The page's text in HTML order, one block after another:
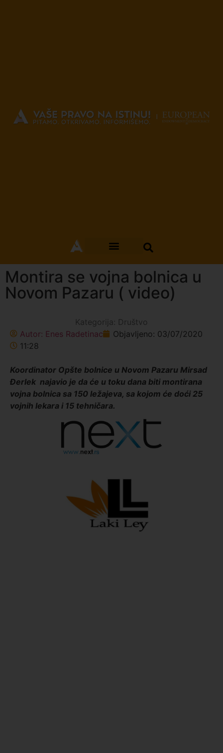
Montira se vojna bolnica u
Novom Pazaru ( video)
Kategorija: Društvo
Autor: Enes Radetinac Objavljeno: 03/07/2020
11:28
Koordinator Opšte bolnice u Novom Pazaru Mirsad
Ðerlek najavio je da će u toku dana biti montirana
vojna bolnica sa 150 ležajeva, sa kojom će doći 25
vojnih lekara i 15 tehničara.